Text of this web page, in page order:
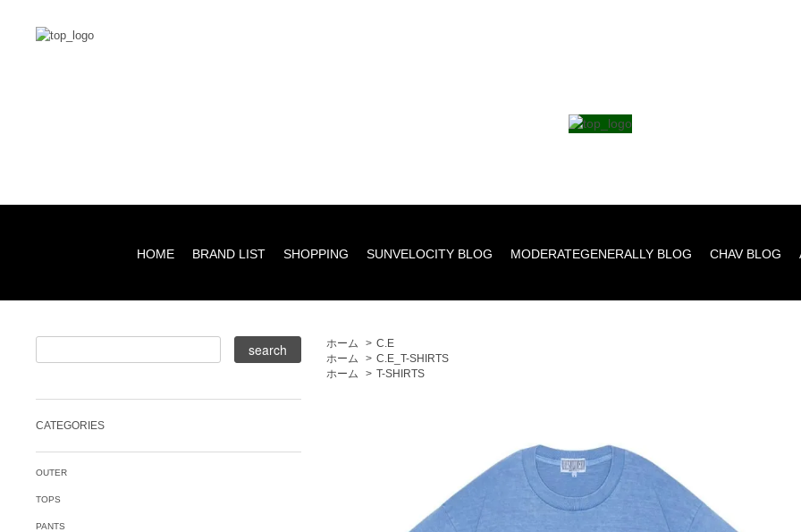
HOME BRAND LIST SHOPPING SUNVELOCITY BLOG MODERATEGENERALLY BLOG CHAV BLOG
ホーム > C.E
ホーム
> C.E_T-SHIRTS
ホーム
> T-SHIRTS
CATEGORIES
OUTER
TOPS
PANTS